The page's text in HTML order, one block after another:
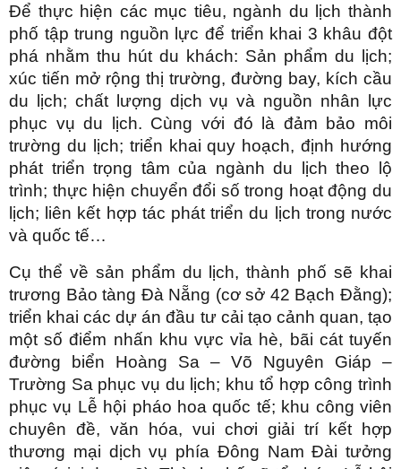
Để thực hiện các mục tiêu, ngành du lịch thành
phố tập trung nguồn lực để triển khai 3 khâu đột
phá nhằm thu hút du khách: Sản phẩm du lịch;
xúc tiến mở rộng thị trường, đường bay, kích cầu
du lịch; chất lượng dịch vụ và nguồn nhân lực
phục vụ du lịch. Cùng với đó là đảm bảo môi
trường du lịch; triển khai quy hoạch, định hướng
phát triển trọng tâm của ngành du lịch theo lộ
trình; thực hiện chuyển đổi số trong hoạt động du
lịch; liên kết hợp tác phát triển du lịch trong nước
và quốc tế…
Cụ thể về sản phẩm du lịch, thành phố sẽ khai
trương Bảo tàng Đà Nẵng (cơ sở 42 Bạch Đằng);
triển khai các dự án đầu tư cải tạo cảnh quan, tạo
một số điểm nhấn khu vực vỉa hè, bãi cát tuyến
đường biển Hoàng Sa – Võ Nguyên Giáp –
Trường Sa phục vụ du lịch; khu tổ hợp công trình
phục vụ Lễ hội pháo hoa quốc tế; khu công viên
chuyên đề, văn hóa, vui chơi giải trí kết hợp
thương mại dịch vụ phía Đông Nam Đài tưởng